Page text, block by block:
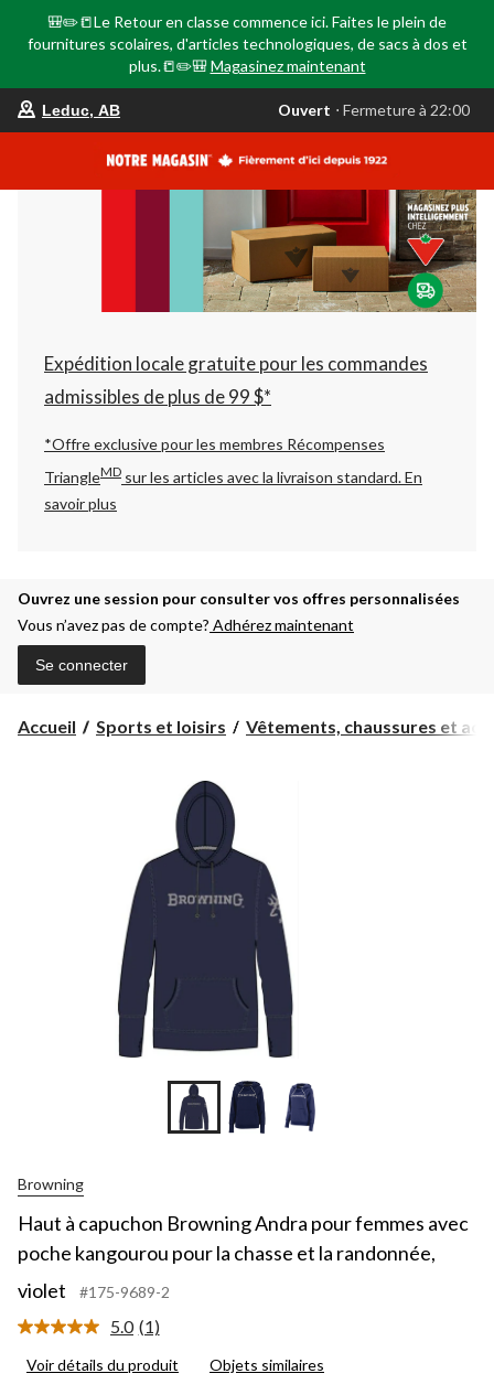
🎒✏️📒Le Retour en classe commence ici. Faites le plein de
fournitures scolaires, d'articles technologiques, de sacs à dos et
plus.📒✏️🎒 Magasinez maintenant
votre
est
AB,
Ouvert,
Fermeture
à
22:00
changer
Leduc, AB Ouvert ⋅ Fermeture à 22:00
Expédition locale gratuite pour les commandes
admissibles de plus de 99 $*
*Offre exclusive pour les membres Récompenses
TriangleMD sur les articles avec la livraison standard.En
savoir plus
Ouvrez une session pour consulter vos offres personnalisées
Vous n’avez pas de compte? Adhérez maintenant
Se connecter
Accueil Sports et loisirs Vêtements, chaussures et
Browning
Haut à capuchon Browning Andra pour femmes avec
poche kangourou pour la chasse et la randonnée,
violet
#175-9689-2
5.0 Lire
commentaire.
(1)
Voir détails du produit Objets similaires